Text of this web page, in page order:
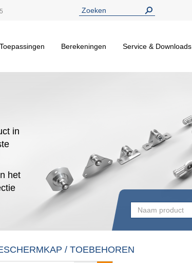
Toepassingen Berekeningen Service & Downloads
in
het
/ TOEBEHOREN